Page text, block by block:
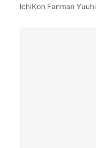
IchiKon Fanman Yuuhi